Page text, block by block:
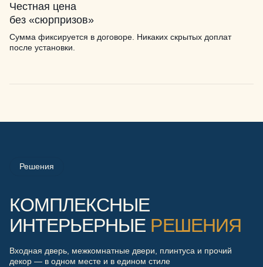
Честная цена
без «сюрпризов»
Сумма фиксируется в договоре. Никаких скрытых доплат
после установки.
Решения
КОМПЛЕКСНЫЕ
ИНТЕРЬЕРНЫЕ РЕШЕНИЯ
Входная дверь, межкомнатные двери, плинтуса и прочий
декор — в одном месте и в едином стиле